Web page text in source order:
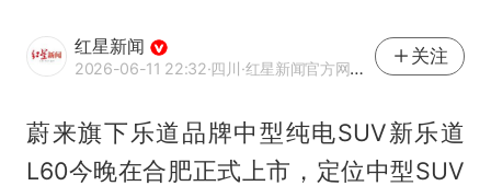
红星新闻
2026-06-11 22:32·四川·红星新闻官方网易号
关注
蔚来旗下乐道品牌中型纯电SUV新乐道
L60今晚在合肥正式上市，定位中型SUV